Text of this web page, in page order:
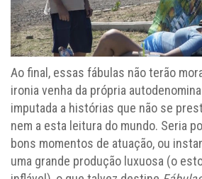
Ao final, essas fábulas não terão
ironia venha da própria
imputada a histórias que não se
nem a esta leitura do mundo. Seria
bons momentos de atuação, ou
uma grande produção luxuosa (o